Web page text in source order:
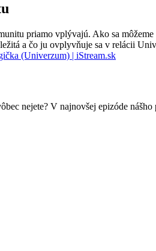
priamo vplývajú. Ako sa
a čo ju ovplyvňuje sa v relácii
(Univerzum) | iStream.sk
nejete? V najnovšej epizóde